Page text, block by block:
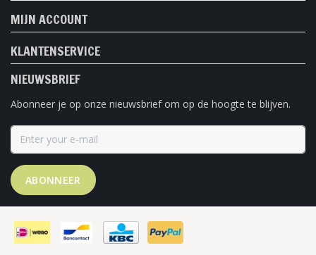
MIJN ACCOUNT
KLANTENSERVICE
NIEUWSBRIEF
Abonneer je op onze nieuwsbrief om op de hoogte te blijven.
ABONNEER